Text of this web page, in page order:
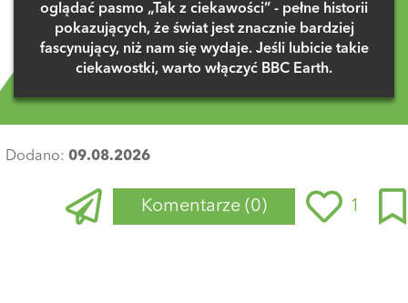
oglądać pasmo „Tak z ciekawości” - pełne historii
pokazujących, że świat jest znacznie bardziej
fascynujący, niż nam się wydaje. Jeśli lubicie takie
ciekawostki, warto włączyć BBC Earth.
Dodano: 09.08.2026
Komentarze (0) 1